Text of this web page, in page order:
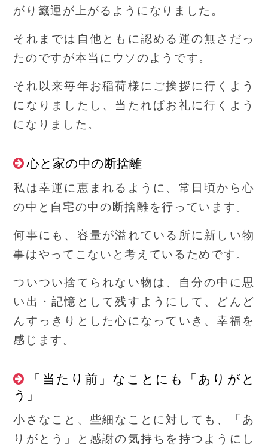
がり籤運が上がるようになりました。
それまでは自他ともに認める運の無さだっ
たのですが本当にウソのようです。
それ以来毎年お稲荷様にご挨拶に行くよう
になりましたし、当たればお礼に行くよう
になりました。
心と家の中の断捨離
私は幸運に恵まれるように、常日頃から心
の中と自宅の中の断捨離を行っています。
何事にも、容量が溢れている所に新しい物
事はやってこないと考えているためです。
ついつい捨てられない物は、自分の中に思
い出・記憶として残すようにして、どんど
んすっきりとした心になっていき、幸福を
感じます。
「当たり前」なことにも「ありがと
う」
小さなこと、些細なことに対しても、「あ
りがとう」と感謝の気持ちを持つようにし